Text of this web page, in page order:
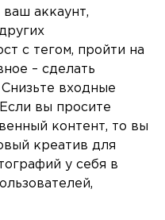
ваш аккаунт,
с тегом, пройти на
– сделать
входные
вы просите
контент, то вы
креатив для
у себя в